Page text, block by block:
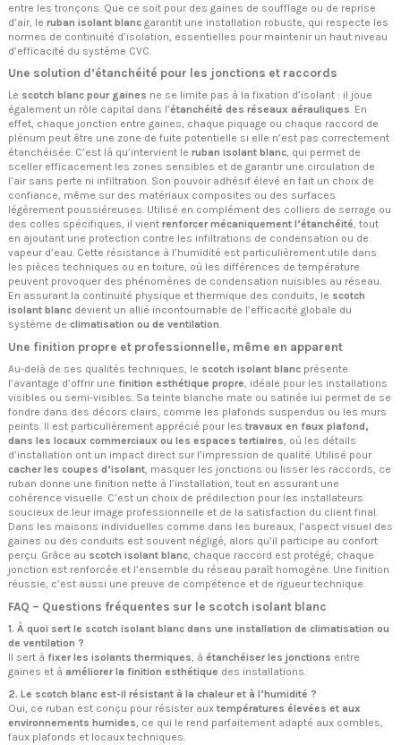
entre les tronçons. Que ce soit pour des gaines de soufflage ou de reprise
d’air, le ruban isolant blanc garantit une installation robuste, qui respecte les
normes de continuité d’isolation, essentielles pour maintenir un haut niveau
d’efficacité du système CVC.
Une solution d’étanchéité pour les jonctions et raccords
Le scotch blanc pour gaines ne se limite pas à la fixation d’isolant : il joue
également un rôle capital dans l’étanchéité des réseaux aérauliques. En
effet, chaque jonction entre gaines, chaque piquage ou chaque raccord de
plénum peut être une zone de fuite potentielle si elle n’est pas correctement
étanchéisée. C’est là qu’intervient le ruban isolant blanc, qui permet de
sceller efficacement les zones sensibles et de garantir une circulation de
l’air sans perte ni infiltration. Son pouvoir adhésif élevé en fait un choix de
confiance, même sur des matériaux composites ou des surfaces
légèrement poussiéreuses. Utilisé en complément des colliers de serrage ou
des colles spécifiques, il vient renforcer mécaniquement l’étanchéité, tout
en ajoutant une protection contre les infiltrations de condensation ou de
vapeur d’eau. Cette résistance à l’humidité est particulièrement utile dans
les pièces techniques ou en toiture, où les différences de température
peuvent provoquer des phénomènes de condensation nuisibles au réseau.
En assurant la continuité physique et thermique des conduits, le scotch
isolant blanc devient un allié incontournable de l’efficacité globale du
système de climatisation ou de ventilation.
Une finition propre et professionnelle, même en apparent
Au-delà de ses qualités techniques, le scotch isolant blanc présente
l’avantage d’offrir une finition esthétique propre, idéale pour les installations
visibles ou semi-visibles. Sa teinte blanche mate ou satinée lui permet de se
fondre dans des décors clairs, comme les plafonds suspendus ou les murs
peints. Il est particulièrement apprécié pour les travaux en faux plafond,
dans les locaux commerciaux ou les espaces tertiaires, où les détails
d’installation ont un impact direct sur l’impression de qualité. Utilisé pour
cacher les coupes d’isolant, masquer les jonctions ou lisser les raccords, ce
ruban donne une finition nette à l’installation, tout en assurant une
cohérence visuelle. C’est un choix de prédilection pour les installateurs
soucieux de leur image professionnelle et de la satisfaction du client final.
Dans les maisons individuelles comme dans les bureaux, l’aspect visuel des
gaines ou des conduits est souvent négligé, alors qu’il participe au confort
perçu. Grâce au scotch isolant blanc, chaque raccord est protégé, chaque
jonction est renforcée et l’ensemble du réseau paraît homogène. Une finition
réussie, c’est aussi une preuve de compétence et de rigueur technique.
FAQ – Questions fréquentes sur le scotch isolant blanc
1. À quoi sert le scotch isolant blanc dans une installation de climatisation ou
de ventilation ?
Il sert à fixer les isolants thermiques , à étanchéiser les jonctions entre
gaines et à améliorer la finition esthétique des installations.
2. Le scotch blanc est-il résistant à la chaleur et à l’humidité ?
Oui, ce ruban est conçu pour résister aux températures élevées et aux
environnements humides, ce qui le rend parfaitement adapté aux combles,
faux plafonds et locaux techniques.